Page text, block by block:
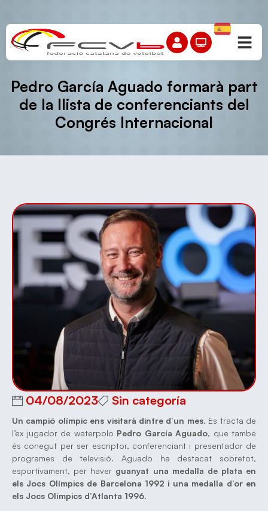
Pedro García Aguado formarà part
de la llista de conferenciants del
Congrés Internacional
04/08/2023 Sin categoría
Un campió olímpic ens visitarà dintre d’un mes. Es tracta de
l’ex jugador de waterpolo Pedro García Aguado, que també
és conegut per ser escriptor, conferenciant i presentador de
programes de televisió. Aguado ha destacat sobretot,
esportivament, per haver guanyat una medalla de plata en
els Jocs Olímpics de Barcelona 1992 i una medalla d’or en
els Jocs Olímpics d’Atlanta 1996.